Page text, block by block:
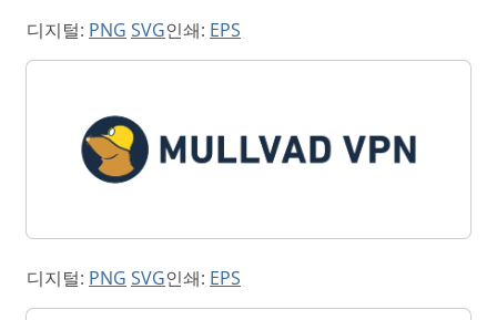
디지털: PNG SVG인쇄: EPS
디지털: PNG SVG인쇄: EPS